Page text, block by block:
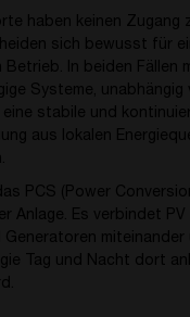
haben keinen Zugang
sich bewusst für
Betrieb. In beiden Fällen
Systeme, unabhängig
eine stabile und
aus lokalen
PCS (Power
Anlage. Es verbindet PV
Generatoren
Tag und Nacht dort